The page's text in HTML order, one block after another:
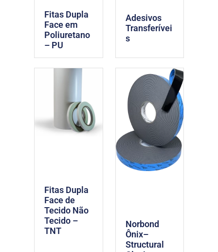
Fitas Dupla
Face em
Poliuretano
– PU
Adesivos
Transferívei
s
Fitas Dupla
Face de
Tecido Não
Tecido –
TNT
Norbond
Ônix–
Structural